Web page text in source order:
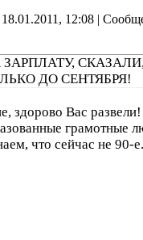
12:08 |
ЗАРПЛАТУ,
ДО СЕНТЯБРЯ!
здорово Вас
грамотные
что сейчас не 90-